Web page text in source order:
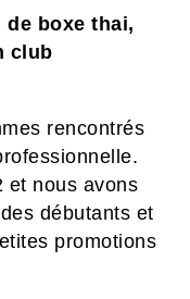
de boxe thai,
club
rencontrés
et nous avons
débutants et
promotions